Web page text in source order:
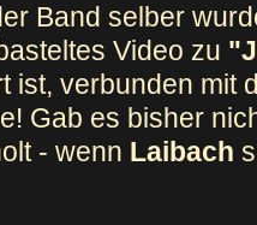
Band selber
Video zu
ist, verbunden mit
Gab es bisher
- wenn Laibach